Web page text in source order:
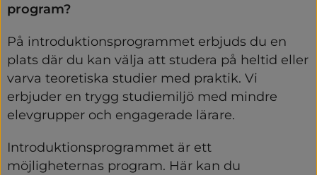
program?
På introduktionsprogrammet erbjuds du en
plats där du kan välja att studera på heltid eller
varva teoretiska studier med praktik. Vi
erbjuder en trygg studiemiljö med mindre
elevgrupper och engagerade lärare.
Introduktionsprogrammet är ett
möjligheternas program. Här kan du